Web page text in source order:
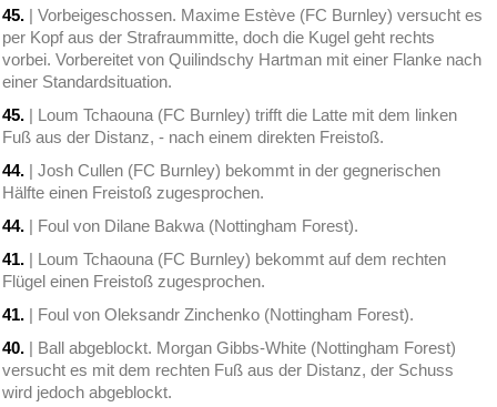
45. | Vorbeigeschossen. Maxime Estève (FC Burnley) versucht es
per Kopf aus der Strafraummitte, doch die Kugel geht rechts
vorbei. Vorbereitet von Quilindschy Hartman mit einer Flanke nach
einer Standardsituation.
45. | Loum Tchaouna (FC Burnley) trifft die Latte mit dem linken
Fuß aus der Distanz, - nach einem direkten Freistoß.
44. | Josh Cullen (FC Burnley) bekommt in der gegnerischen
Hälfte einen Freistoß zugesprochen.
44. | Foul von Dilane Bakwa (Nottingham Forest).
41. | Loum Tchaouna (FC Burnley) bekommt auf dem rechten
Flügel einen Freistoß zugesprochen.
41. | Foul von Oleksandr Zinchenko (Nottingham Forest).
40. | Ball abgeblockt. Morgan Gibbs-White (Nottingham Forest)
versucht es mit dem rechten Fuß aus der Distanz, der Schuss
wird jedoch abgeblockt.